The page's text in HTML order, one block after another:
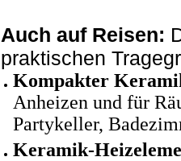
Auch auf Reisen:
praktischen
Kompakter
Anheizen und für
Partykeller,
Keramik-